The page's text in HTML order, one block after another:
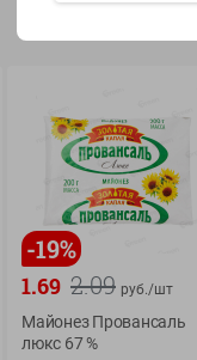
О сервисе
Возврат товара
-19%
2.09
1.69 руб./шт
Майонез Провансаль
люкс 67 %